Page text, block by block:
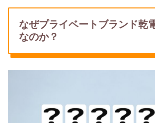
なぜプライベートブランド乾
なのか？